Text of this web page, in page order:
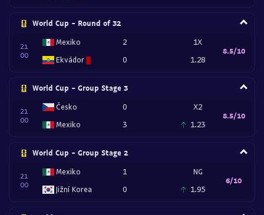
World Cup - Round of 32
21
00
Mexiko
Ekvádor
2
0
1X
1.28
8.5/10
World Cup - Group Stage 3
21
00
Česko
Mexiko
0
3
X2
1.23
8.5/10
World Cup - Group Stage 2
21
00
Mexiko
Jižní Korea
1
0
NG
1.95
6/10